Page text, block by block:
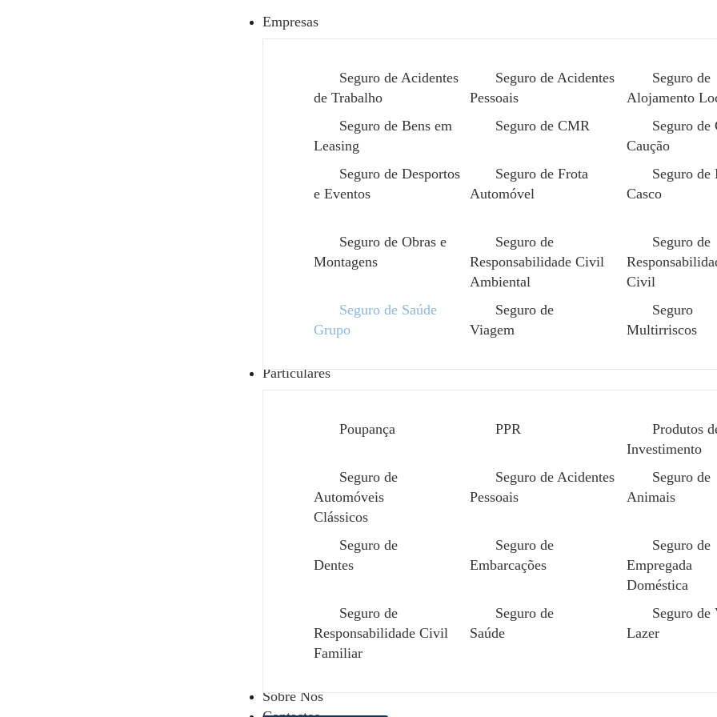
Empresas
Seguro de Acidentes
de Trabalho
Seguro de Acidentes
Pessoais
Seguro de
Alojamento
Seguro de Bens em
Leasing
Seguro de CMR
Seguro de
Caução
Seguro de Desportos
e Eventos
Seguro de Frota
Automóvel
Seguro de
Casco
Seguro de Obras e
Montagens
Seguro de
Responsabilidade Civil
Ambiental
Seguro de
Civil
Seguro de Saúde
Grupo
Seguro de
Viagem
Seguro
Multirriscos
Particulares
Poupança PPR
Produtos
Investimento
Seguro de
Automóveis
Clássicos
Seguro de Acidentes
Pessoais
Seguro de
Animais
Seguro de
Dentes
Seguro de
Embarcações
Seguro de
Empregada
Doméstica
Seguro de
Responsabilidade Civil
Familiar
Seguro de
Saúde
Seguro de
Lazer
Sobre Nós
Empresas » Seguro de Saúde Grupo
Seguro de Saúde
O seguro de saúde é uma
essenciais quando um
Este seguro cobre, de forma